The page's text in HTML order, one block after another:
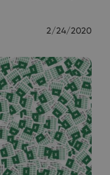
2/24/2020